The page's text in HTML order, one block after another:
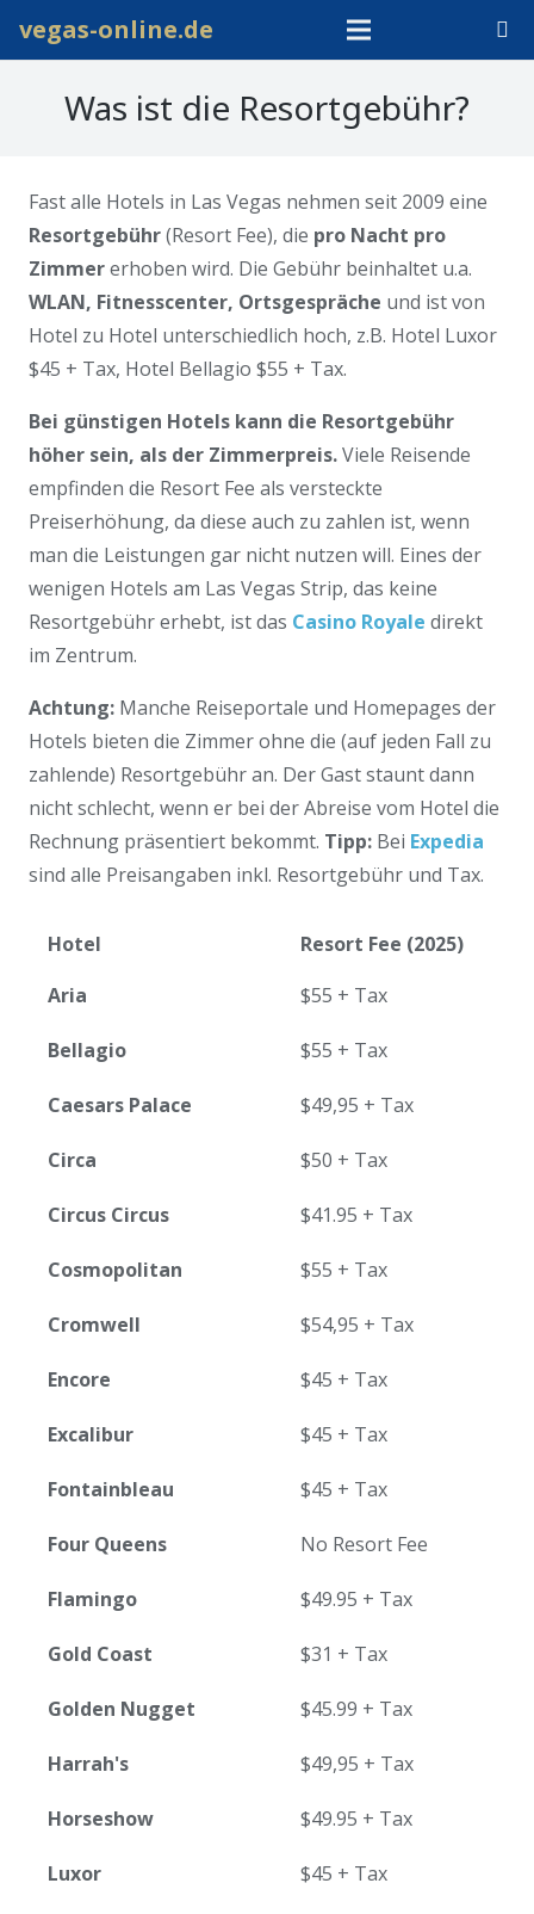
vegas-online.de
Was ist die Resortgebühr?
Fast alle Hotels in Las Vegas nehmen seit 2009 eine
Resortgebühr(Resort Fee), die pro Nacht pro
Zimmererhoben wird. Die Gebühr beinhaltet u.a.
WLAN, Fitnesscenter, Ortsgespräche und ist von
Hotel zu Hotel unterschiedlich hoch, z.B. Hotel Luxor
$45 + Tax, Hotel Bellagio $55 + Tax.
Bei günstigen Hotels kann die Resortgebühr
höher sein, als der Zimmerpreis.Viele Reisende
empfinden die Resort Fee als versteckte
Preiserhöhung, da diese auch zu zahlen ist, wenn
man die Leistungen gar nicht nutzen will. Eines der
wenigen Hotels am Las Vegas Strip, das keine
Resortgebühr erhebt, ist das Casino Royale direkt
im Zentrum.
Achtung: Manche Reiseportale und Homepages der
Hotels bieten die Zimmer ohne die (auf jeden Fall zu
zahlende) Resortgebühr an. Der Gast staunt dann
nicht schlecht, wenn er bei der Abreise vom Hotel die
Rechnung präsentiert bekommt. Tipp: Bei Expedia
sind alle Preisangaben inkl. Resortgebühr und Tax.
Hotel
Resort Fee (2025)
Aria
$55 + Tax
Bellagio $55 + Tax
Caesars Palace $49,95 + Tax
Circa $50 + Tax
Circus Circus $41.95 + Tax
Cosmopolitan $55 + Tax
Cromwell $54,95 + Tax
Encore $45 + Tax
Excalibur $45 + Tax
Fontainbleau $45 + Tax
Four Queens No Resort Fee
Flamingo $49.95 + Tax
Gold Coast $31 + Tax
Golden Nugget $45.99 + Tax
Harrah's $49,95 + Tax
Horseshow $49.95 + Tax
Luxor $45 + Tax